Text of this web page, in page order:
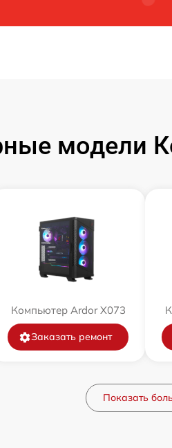
модели
Компьютер Ardor X073
Заказать ремонт
Показать